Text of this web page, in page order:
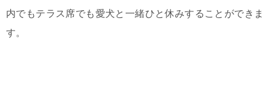
内でもテラス席でも愛犬と一緒ひと休みすることができま
す。